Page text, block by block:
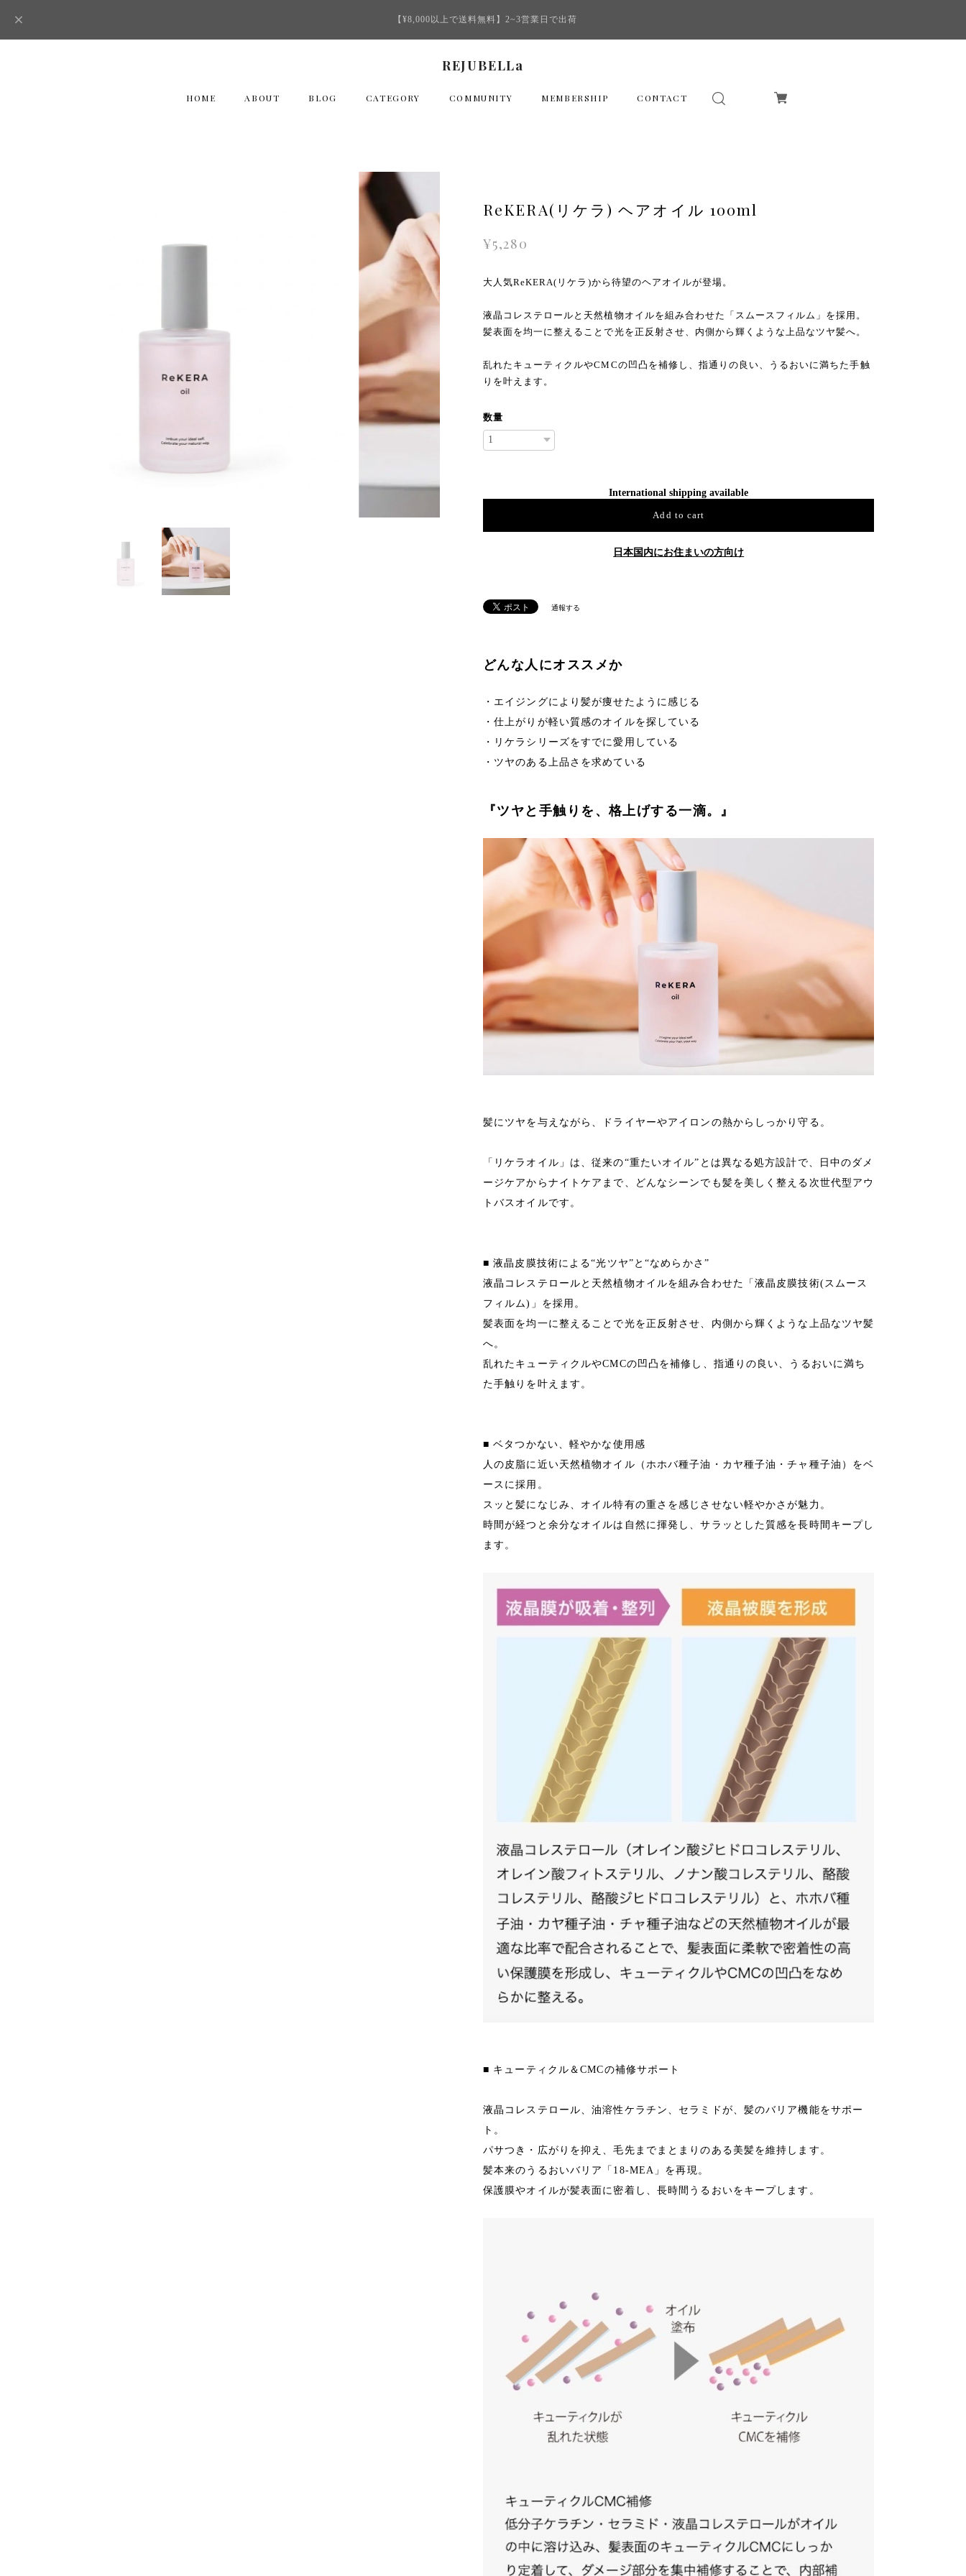
【¥8,000以上で送料無料】2~3営業日で出荷
REJUBELLa
HOME ABOUT BLOG CATEGORY COMMUNITY MEMBERSHIP CONTACT
ReKERA(リケラ) ヘアオイル 100ml
¥5,280
大人気ReKERA(リケラ)から待望のヘアオイルが登場。
液晶コレステロールと天然植物オイルを組み合わせた「スムースフィルム」を採用。
髪表面を均一に整えることで光を正反射させ、内側から輝くような上品なツヤ髪へ。
乱れたキューティクルやCMCの凹凸を補修し、指通りの良い、うるおいに満ちた手触
りを叶えます。
数量
International shipping available
Add to cart
日本国内にお住まいの方向け
通報する
どんな人にオススメか
・エイジングにより髪が痩せたように感じる
・仕上がりが軽い質感のオイルを探している
・リケラシリーズをすでに愛用している
・ツヤのある上品さを求めている
『ツヤと手触りを、格上げする一滴。』
髪にツヤを与えながら、ドライヤーやアイロンの熱からしっかり守る。
「リケラオイル」は、従来の“重たいオイル”とは異なる処方設計で、日中のダメ
ージケアからナイトケアまで、どんなシーンでも髪を美しく整える次世代型アウ
トバスオイルです。
■ 液晶皮膜技術による“光ツヤ”と“なめらかさ”
液晶コレステロールと天然植物オイルを組み合わせた「液晶皮膜技術(スムース
フィルム)」を採用。
髪表面を均一に整えることで光を正反射させ、内側から輝くような上品なツヤ髪
へ。
乱れたキューティクルやCMCの凹凸を補修し、指通りの良い、うるおいに満ち
た手触りを叶えます。
■ ベタつかない、軽やかな使用感
人の皮脂に近い天然植物オイル（ホホバ種子油・カヤ種子油・チャ種子油）をベ
ースに採用。
スッと髪になじみ、オイル特有の重さを感じさせない軽やかさが魅力。
時間が経つと余分なオイルは自然に揮発し、サラッとした質感を長時間キープし
ます。
■ キューティクル＆CMCの補修サポート
液晶コレステロール、油溶性ケラチン、セラミドが、髪のバリア機能をサポー
ト。
パサつき・広がりを抑え、毛先までまとまりのある美髪を維持します。
髪本来のうるおいバリア「18-MEA」を再現。
保護膜やオイルが髪表面に密着し、長時間うるおいをキープします。